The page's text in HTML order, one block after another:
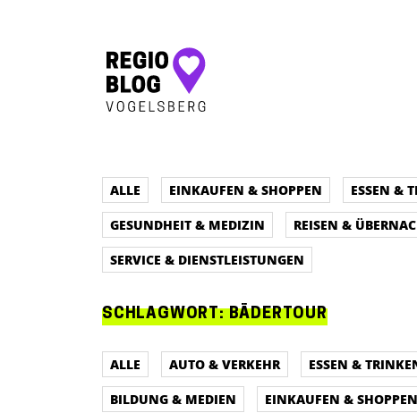
Hauptnavigation
ALLE EINKAUFEN & SHOPPEN ESSEN &
GESUNDHEIT & MEDIZIN
REISEN &
SERVICE & DIENSTLEISTUNGEN
SCHLAGWORT:BÄDERTOUR
ALLE AUTO & VERKEHR ESSEN &
BILDUNG & MEDIEN
EINKAUFEN & SHOPPEN